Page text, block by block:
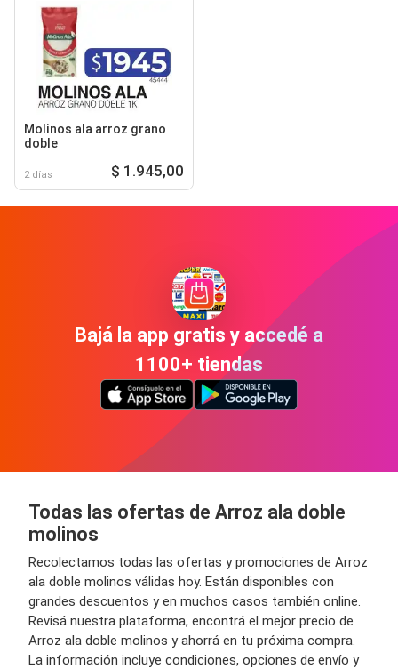
Molinos ala arroz grano
doble
2 días $ 1.945,00
Bajá la app gratis y accedé a
1100+ tiendas
Todas las ofertas de Arroz ala doble
molinos
Recolectamos todas las ofertas y promociones de Arroz
ala doble molinos válidas hoy. Están disponibles con
grandes descuentos y en muchos casos también online.
Revisá nuestra plataforma, encontrá el mejor precio de
Arroz ala doble molinos y ahorrá en tu próxima compra.
La información incluye condiciones, opciones de envío y